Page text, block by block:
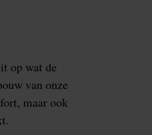
op wat de
van onze
maar ook